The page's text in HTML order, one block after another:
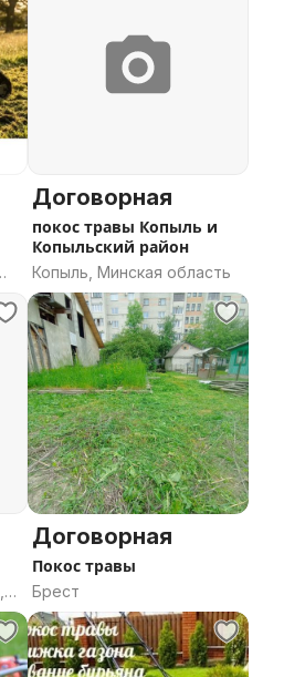
Договорная
покос травы Копыль и
Копыльский район
Копыль, Минская область
Договорная
Покос травы
Брест